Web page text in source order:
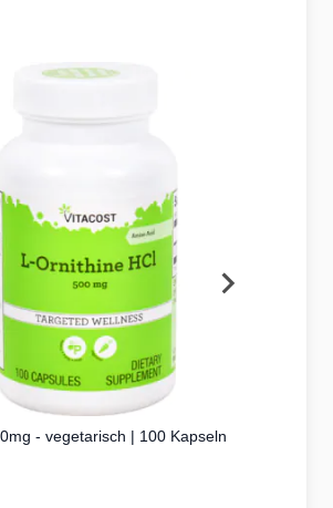
- vegetarisch | 100 Kapseln